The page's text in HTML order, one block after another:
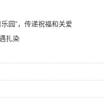
园”，传递祝福和关爱
扎染